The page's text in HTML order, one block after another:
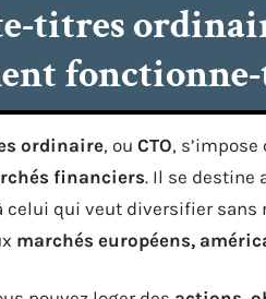
titres
ordinaire, ou CTO,
financiers. Il se destine
celui qui veut diversifier
marchés européens,